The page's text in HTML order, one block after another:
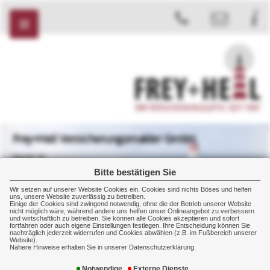
Bitte bestätigen Sie
Wir setzen auf unserer Website Cookies ein. Cookies sind nichts Böses und helfen
uns, unsere Website zuverlässig zu betreiben.
Einige der Cookies sind zwingend notwendig, ohne die der Betrieb unserer Website
nicht möglich wäre, während andere uns helfen unser Onlineangebot zu verbessern
und wirtschaftlich zu betreiben. Sie können alle Cookies akzeptieren und sofort
fortfahren oder auch eigene Einstellungen festlegen. Ihre Entscheidung können Sie
nachträglich jederzeit widerrufen und Cookies abwählen (z.B. im Fußbereich unserer
Website).
Nähere Hinweise erhalten Sie in unserer Datenschutzerklärung.
Frey+Heil Versicherungsmakler GmbH
Markt 32
+49 3761 2007
+49 3761 2008
Privat Sachversicherung Haftpflicht